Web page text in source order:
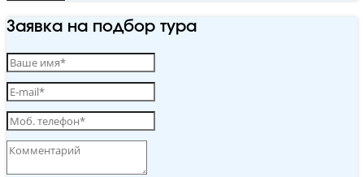
Заявка на подбор тура